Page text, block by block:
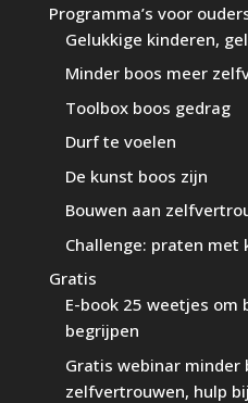
Programma’s voor
Gelukkige kinderen,
Minder boos meer
Toolbox boos gedrag
Durf te voelen
De kunst boos zijn
Bouwen aan
Challenge: praten met
Gratis
E-book 25 weetjes om
begrijpen
Gratis webinar minder
zelfvertrouwen, hulp